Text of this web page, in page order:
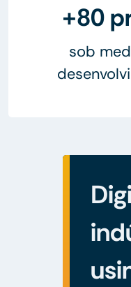
+80
sob